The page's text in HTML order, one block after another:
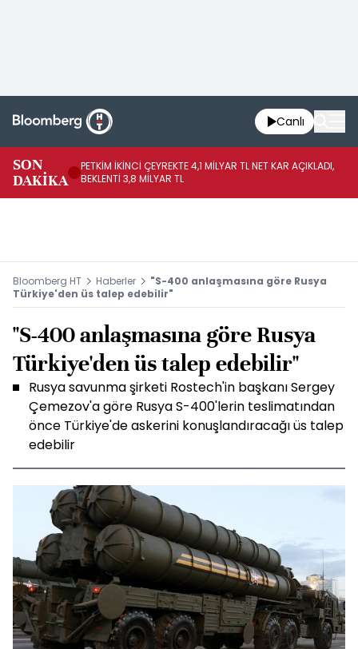
Canlı
SON
DAKİKA
PETKİM İKİNCİ ÇEYREKTE 4,1 MİLYAR TL NET KAR AÇIKLADI,
BEKLENTİ 3,8 MİLYAR TL
Bloomberg HT Haberler
"S-400 anlaşmasına göre Rusya
Türkiye'den üs talep edebilir"
"S-400 anlaşmasına göre Rusya
Türkiye'den üs talep edebilir"
Rusya savunma şirketi Rostech'in başkanı Sergey
Çemezov'a göre Rusya S-400'lerin teslimatından
önce Türkiye'de askerini konuşlandıracağı üs talep
edebilir